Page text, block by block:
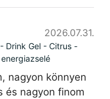
2026.07.31.
Drink Gel - Citrus -
nagyon könnyen
és nagyon finom